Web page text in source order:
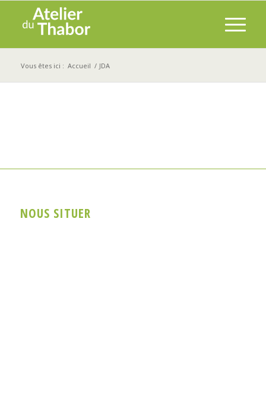
Vous êtes ici : Accueil / JDA
NOUS SITUER